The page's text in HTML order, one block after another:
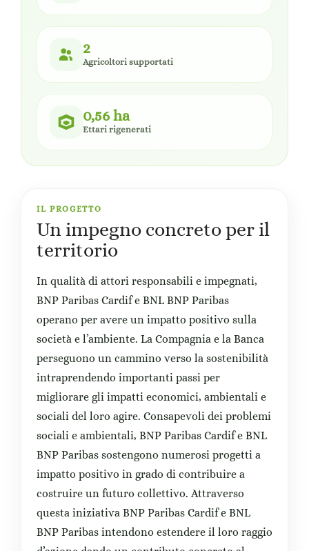
2
Agricoltori supportati
0,56 ha
Ettari rigenerati
IL PROGETTO
Un impegno concreto per il
territorio
In qualità di attori responsabili e impegnati,
BNP Paribas Cardif e BNL BNP Paribas
operano per avere un impatto positivo sulla
società e l’ambiente. La Compagnia e la Banca
perseguono un cammino verso la sostenibilità
intraprendendo importanti passi per
migliorare gli impatti economici, ambientali e
sociali del loro agire. Consapevoli dei problemi
sociali e ambientali, BNP Paribas Cardif e BNL
BNP Paribas sostengono numerosi progetti a
impatto positivo in grado di contribuire a
costruire un futuro collettivo. Attraverso
questa iniziativa BNP Paribas Cardif e BNL
BNP Paribas intendono estendere il loro raggio